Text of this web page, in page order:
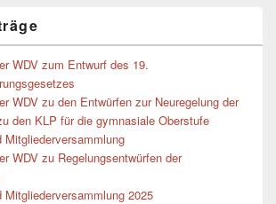
WDV zum Entwurf des 19.
WDV zu den Entwürfen zur Neuregelung der
den KLP für die gymnasiale Oberstufe
Mitgliederversammlung
WDV zu Regelungsentwürfen der
Mitgliederversammlung 2025